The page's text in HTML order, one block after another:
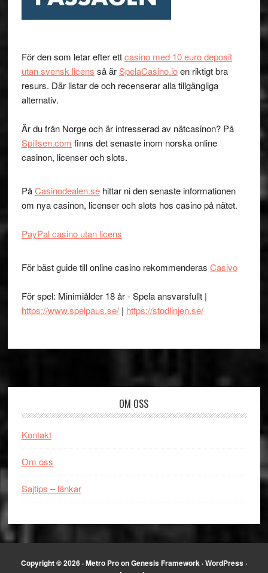
För den som letar efter ettcasino med 10 euro deposit
utan svensk licens så ärSpelaCasino.ioen riktigt bra
resurs. Där listar de och recenserar alla tillgängliga
alternativ.
Är du från Norge och är intresserad av nätcasinon? På
Spillsen.com finns det senaste inom norska online
casinon, licenser och slots.
PåCasinodealen.sehittar ni den senaste informationen
om nya casinon, licenser och slots hos casino på nätet.
PayPal casino utan licens
För bäst guide till online casino rekommenderas Casivo
För spel: Minimiålder 18 år - Spela ansvarsfullt |
https://www.spelpaus.se/| https://stodlinjen.se/
OM OSS
Kontakt
Om oss
Sajtips – länkar
Copyright © 2026 ·Metro ProonGenesis Framework ·WordPress ·